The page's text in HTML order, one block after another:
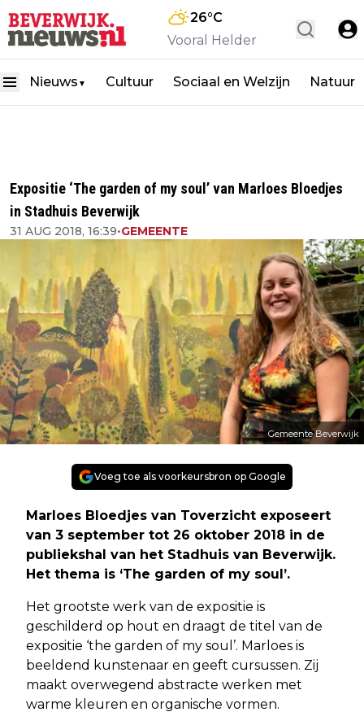
26°C
Vooral Helder
Nieuws ▼ Cultuur Sociaal en Welzijn Natuur
Expositie ‘The garden of my soul’ van Marloes Bloedjes
in Stadhuis Beverwijk
31 AUG 2018, 16:39•GEMEENTE
Gemeente Beverwijk
Voeg toe als voorkeursbron op Google
Marloes Bloedjes van Toverzicht exposeert
van 3 september tot 26 oktober 2018 in de
publiekshal van het Stadhuis van Beverwijk.
Het thema is ‘The garden of my soul’.
Het grootste werk van de expositie is
geschilderd op hout en draagt de titel van de
expositie ‘the garden of my soul’. Marloes is
beeldend kunstenaar en geeft cursussen. Zij
maakt overwegend abstracte werken met
warme kleuren en organische vormen.